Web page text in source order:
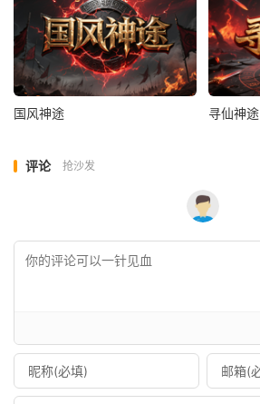
国风神途 寻仙神途
评论 抢沙发